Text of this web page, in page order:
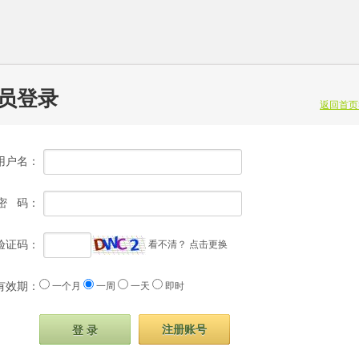
登录 返回首
户名：
码：
证码： 看不清？ 点击更换
效期： 一个月 一周 一天 即时
登 录 注册账号